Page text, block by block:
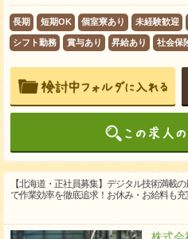
長期 短期OK 個室寮あり 未経験歓迎
シフト勤務 賞与あり 昇給あり 社会保
【北海道・正社員募集】デジタル技術満載
で作業効率を徹底追求！お休み・お給料も